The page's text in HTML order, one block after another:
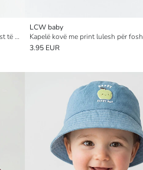
Kapelë kovë për djem të vegjël me tekst të qëndisur
LCW baby
3.95 EUR